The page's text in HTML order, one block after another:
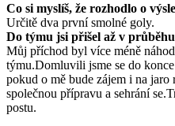
Co si myslíš, že rozhodlo o
Určitě dva první smolné goly.
Do týmu jsi přišel až v
Můj příchod byl více méně
týmu.Domluvili jsme se do
pokud o mě bude zájem i na jaro
společnou přípravu a sehrání
postu.